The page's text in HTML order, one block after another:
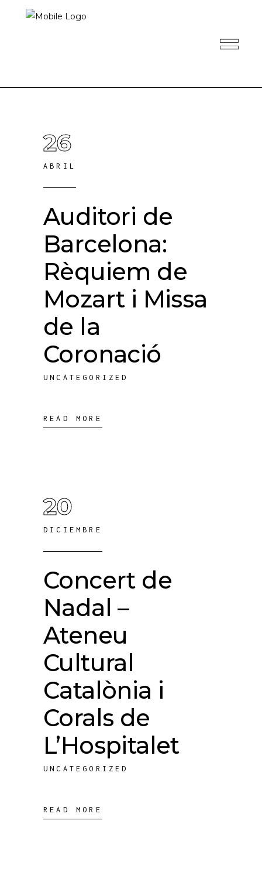
26
ABRIL
Auditori de
Barcelona:
Rèquiem de
Mozart i Missa
de la
Coronació
UNCATEGORIZED
READ MORE
20
DICIEMBRE
Concert de
Nadal –
Ateneu
Cultural
Catalònia i
Corals de
L’Hospitalet
UNCATEGORIZED
READ MORE